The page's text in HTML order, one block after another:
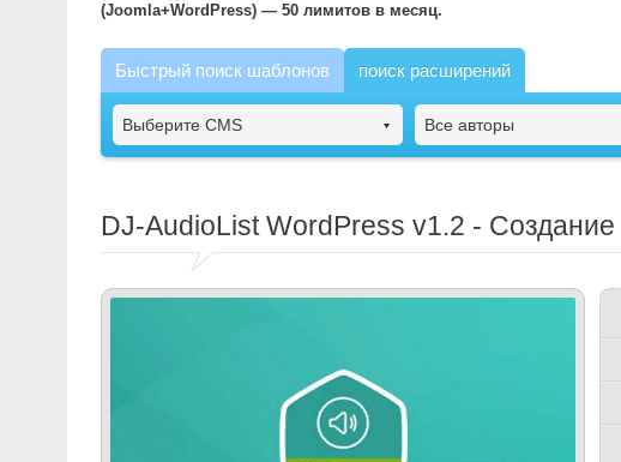
(Joomla+WordPress) — 50 лимитов в месяц.
Быстрый поиск шаблонов поиск расширений
Выберите CMS Все авторы
DJ-AudioList WordPress v1.2 -